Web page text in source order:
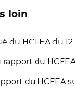
loin
du HCFEA du 12
rapport du
du HCFEA